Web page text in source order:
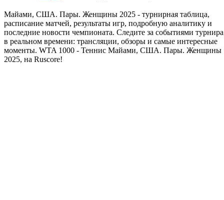
Майами, США. Пары. Женщины 2025 - турнирная таблица,
расписание матчей, результаты игр, подробную аналитику и
последние новости чемпионата. Следите за событиями турнира
в реальном времени: трансляции, обзоры и самые интересные
моменты. WTA 1000 - Теннис Майами, США. Пары. Женщины
2025, на Ruscore!